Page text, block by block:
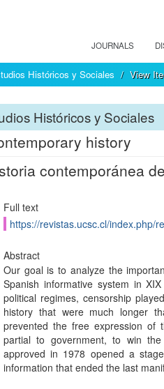
JOURNALS
Históricos y Sociales View
Históricos y Sociales
history
contemporánea
Full text
https://revistas.ucsc.cl/index.php/
Abstract
Our goal is to analyze the
Spanish informative system in
political regimes, censorship
history that were much longer
prevented the free expression
partial to government, to win
approved in 1978 opened a
information that ended the last